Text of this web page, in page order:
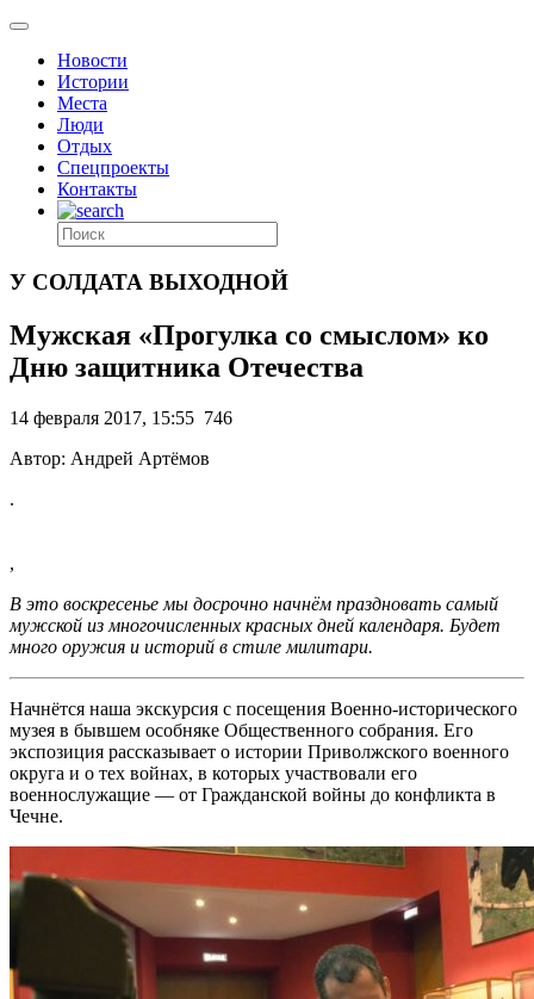
Новости
Истории
Места
Люди
Отдых
Спецпроекты
Контакты
У СОЛДАТА ВЫХОДНОЙ
Мужская «Прогулка со смыслом» ко
Дню защитника Отечества
14 февраля 2017, 15:55 746
Автор: Андрей Артёмов
.
,
В это воскресенье мы досрочно начнём праздновать самый
мужской из многочисленных красных дней календаря. Будет
много оружия и историй в стиле милитари.
Начнётся наша экскурсия с посещения Военно-исторического
музея в бывшем особняке Общественного собрания. Его
экспозиция рассказывает о истории Приволжского военного
округа и о тех войнах, в которых участвовали его
военнослужащие — от Гражданской войны до конфликта в
Чечне.